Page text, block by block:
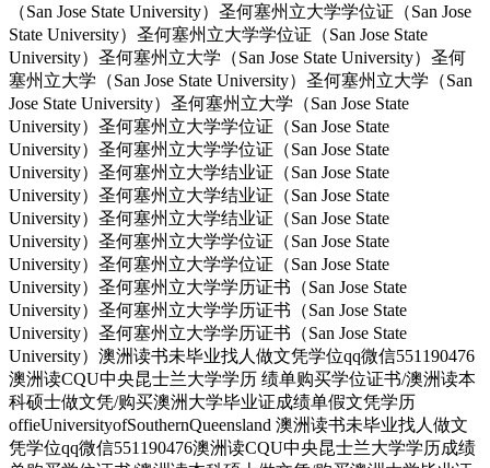
（San Jose State University）圣何塞州立大学学位证（San Jose
State University）圣何塞州立大学学位证（San Jose State
University）圣何塞州立大学（San Jose State University）圣何
塞州立大学（San Jose State University）圣何塞州立大学（San
Jose State University）圣何塞州立大学（San Jose State
University）圣何塞州立大学学位证（San Jose State
University）圣何塞州立大学学位证（San Jose State
University）圣何塞州立大学结业证（San Jose State
University）圣何塞州立大学结业证（San Jose State
University）圣何塞州立大学结业证（San Jose State
University）圣何塞州立大学学位证（San Jose State
University）圣何塞州立大学学位证（San Jose State
University）圣何塞州立大学学历证书（San Jose State
University）圣何塞州立大学学历证书（San Jose State
University）圣何塞州立大学学历证书（San Jose State
University）澳洲读书未毕业找人做文凭学位qq微信551190476
澳洲读CQU中央昆士兰大学学历 绩单购买学位证书/澳洲读本
科硕士做文凭/购买澳洲大学毕业证成绩单假文凭学历
offieUniversityofSouthernQueensland 澳洲读书未毕业找人做文
凭学位qq微信551190476澳洲读CQU中央昆士兰大学学历成绩